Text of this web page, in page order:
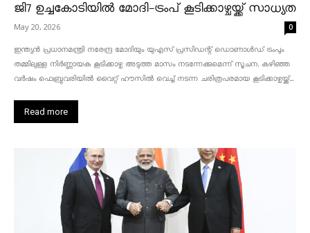
ജി7 ഉച്ചകോടിയിൽ മോദി-ട്രംപ് കൂടിക്കാഴ്ചയ്ക്ക് സാധ്യത
May 20, 2026 0
ഇന്ത്യൻ പ്രധാനമന്ത്രി നരേന്ദ്ര മോദിയും യുഎസ് പ്രസിഡന്റ് ഡൊണാൾഡ് ട്രംപും
തമ്മിലുള്ള നിർണ്ണായക കൂടിക്കാഴ്ച അടുത്ത മാസം നടന്നേക്കുമെന്ന് സൂചന. കഴിഞ്ഞ
വർഷം ഫെബ്രുവരിയിൽ വൈറ്റ് ഹൗസിൽ വെച്ച് നടന്ന ചരിത്രപരമായ കൂടിക്കാഴ്ചയ്ക്ക്...
Read more